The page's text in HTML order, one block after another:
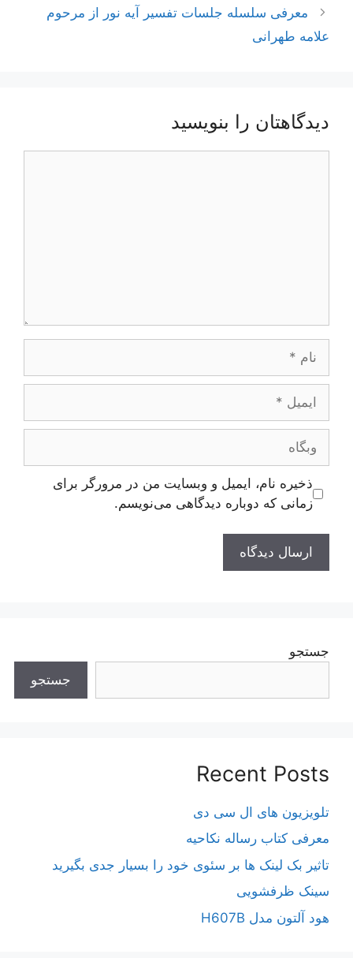
معرفی سلسله جلسات تفسیر آیه نور از مرحوم
علامه طهرانی
دیدگاهتان را بنویسید
ایمیل
وبگاه
ذخیره نام، ایمیل و وبسایت من در مرورگر برای
زمانی که دوباره دیدگاهی می‌نویسم.
جستجو
جستجو
Recent Posts
تلویزیون های ال سی دی
معرفی کتاب رساله نکاحیه
تاثیر بک لینک ها بر سئوی خود را بسیار جدی بگیرید
سینک ظرفشویی
هود آلتون مدل H607B